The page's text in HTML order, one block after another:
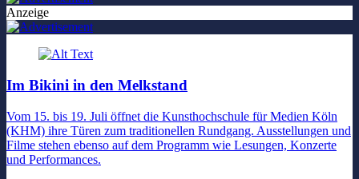
Anzeige
Im Bikini in den Melkstand
Vom 15. bis 19. Juli öffnet die Kunsthochschule für Medien Köln
(KHM) ihre Türen zum traditionellen Rundgang. Ausstellungen und
Filme stehen ebenso auf dem Programm wie Lesungen, Konzerte
und Performances.